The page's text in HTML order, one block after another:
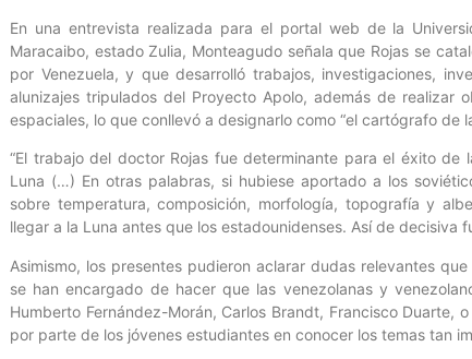
En una entrevista realizada para el portal web de la
Maracaibo, estado Zulia, Monteagudo señala que Rojas se
por Venezuela, y que desarrolló trabajos, investigaciones,
alunizajes tripulados del Proyecto Apolo, además de realizar
espaciales, lo que conllevó a designarlo como “el cartógrafo de
“El trabajo del doctor Rojas fue determinante para el éxito
Luna (…) En otras palabras, si hubiese aportado a los
sobre temperatura, composición, morfología, topografía y
llegar a la Luna antes que los estadounidenses. Así de decisiva
Asimismo, los presentes pudieron aclarar dudas relevantes
se han encargado de hacer que las venezolanas y
Humberto Fernández-Morán, Carlos Brandt, Francisco Duarte,
por parte de los jóvenes estudiantes en conocer los temas tan